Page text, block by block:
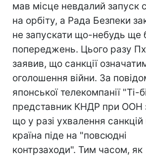
мав місце невдалий запуск
на орбіту, а Рада Безпеки
не запускати що-небудь ще
попереджень. Цього разу
заявив, що санкції
оголошення війни. За
японської телекомпанії "Ті-
представник КНДР при ООН
що у разі ухвалення санкцій
країна піде на "повсюдні
контрзаходи". Тим часом, як